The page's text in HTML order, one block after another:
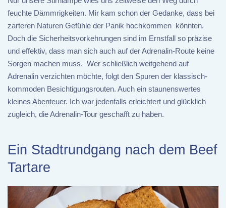
feuchte Dämmrigkeiten. Mir kam schon der Gedanke, dass bei
zarteren Naturen Gefühle der Panik hochkommen könnten.
Doch die Sicherheitsvorkehrungen sind im Ernstfall so präzise
und effektiv, dass man sich auch auf der Adrenalin-Route keine
Sorgen machen muss. Wer schließlich weitgehend auf
Adrenalin verzichten möchte, folgt den Spuren der klassisch-
kommoden Besichtigungsrouten. Auch ein staunenswertes
kleines Abenteuer. Ich war jedenfalls erleichtert und glücklich
zugleich, die Adrenalin-Tour geschafft zu haben.
Ein Stadtrundgang nach dem Beef
Tartare